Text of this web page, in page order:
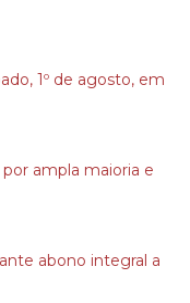
1º de agosto, em
ampla maioria e
abono integral a